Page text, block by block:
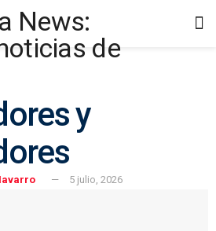
y
5 julio, 2026